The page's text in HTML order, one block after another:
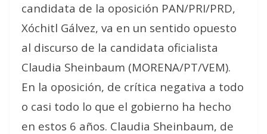
candidata de la oposición PAN/PRI/PRD,
Xóchitl Gálvez, va en un sentido opuesto
al discurso de la candidata oficialista
Claudia Sheinbaum (MORENA/PT/VEM).
En la oposición, de crítica negativa a todo
o casi todo lo que el gobierno ha hecho
en estos 6 años. Claudia Sheinbaum, de